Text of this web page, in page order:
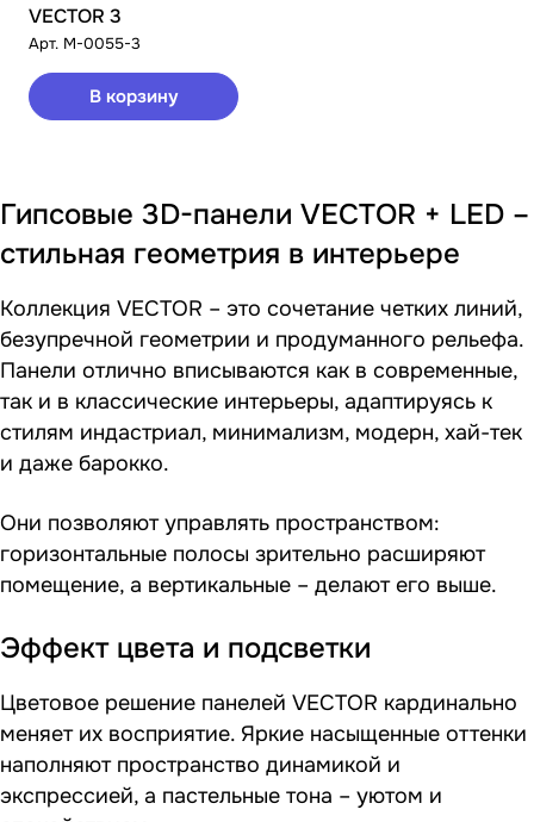
VECTOR 3
Арт. M-0055-3
В корзину
Гипсовые 3D-панели VECTOR + LED –
стильная геометрия в интерьере
Коллекция VECTOR – это сочетание четких линий,
безупречной геометрии и продуманного рельефа.
Панели отлично вписываются как в современные,
так и в классические интерьеры, адаптируясь к
стилям индастриал, минимализм, модерн, хай-тек
и даже барокко.
Они позволяют управлять пространством:
горизонтальные полосы зрительно расширяют
помещение, а вертикальные – делают его выше.
Эффект цвета и подсветки
Цветовое решение панелей VECTOR кардинально
меняет их восприятие. Яркие насыщенные оттенки
наполняют пространство динамикой и
экспрессией, а пастельные тона – уютом и